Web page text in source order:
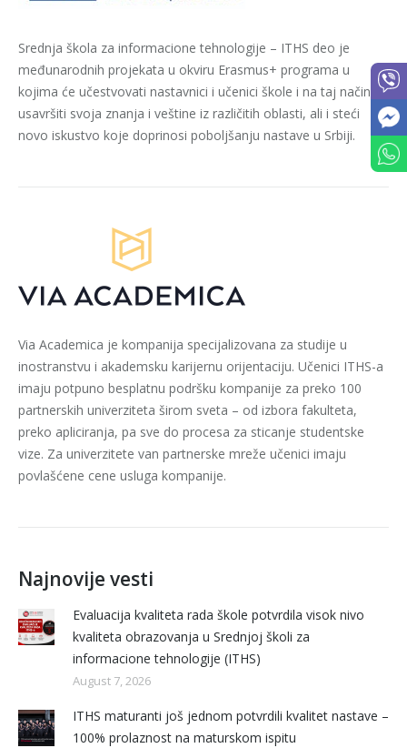
Srednja škola za informacione tehnologije – ITHS deo je
međunarodnih projekata u okviru Erasmus+ programa u
kojima će učestvovati nastavnici i učenici škole i na taj način
usavršiti svoja znanja i veštine iz različitih oblasti, ali i steći
novo iskustvo koje doprinosi poboljšanju nastave u Srbiji.
Via Academica je kompanija specijalizovana za studije u
inostranstvu i akademsku karijernu orijentaciju. Učenici ITHS-a
imaju potpuno besplatnu podršku kompanije za preko 100
partnerskih univerziteta širom sveta – od izbora fakulteta,
preko apliciranja, pa sve do procesa za sticanje studentske
vize. Za univerzitete van partnerske mreže učenici imaju
povlašćene cene usluga kompanije.
Najnovije vesti
Evaluacija kvaliteta rada škole potvrdila visok nivo
kvaliteta obrazovanja u Srednjoj školi za
informacione tehnologije (ITHS)
August 7, 2026
ITHS maturanti još jednom potvrdili kvalitet nastave –
100% prolaznost na maturskom ispitu